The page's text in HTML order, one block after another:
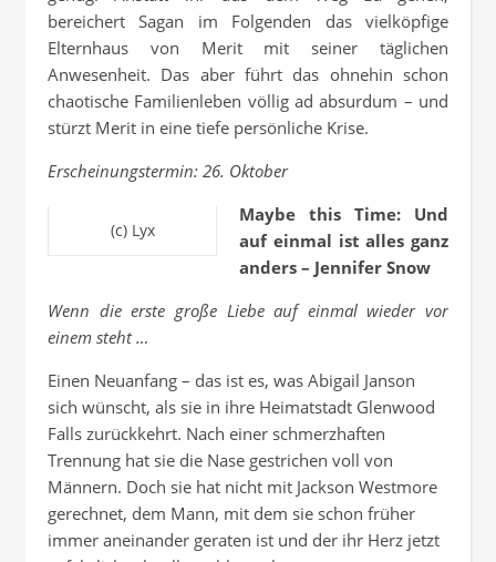
bereichert Sagan im Folgenden das vielköpfige
Elternhaus von Merit mit seiner täglichen
Anwesenheit. Das aber führt das ohnehin schon
chaotische Familienleben völlig ad absurdum – und
stürzt Merit in eine tiefe persönliche Krise.
Erscheinungstermin: 26. Oktober
(c) Lyx
Maybe this Time: Und
auf einmal ist alles ganz
anders – Jennifer Snow
Wenn die erste große Liebe auf einmal wieder vor
einem steht …
Einen Neuanfang – das ist es, was Abigail Janson
sich wünscht, als sie in ihre Heimatstadt Glenwood
Falls zurückkehrt. Nach einer schmerzhaften
Trennung hat sie die Nase gestrichen voll von
Männern. Doch sie hat nicht mit Jackson Westmore
gerechnet, dem Mann, mit dem sie schon früher
immer aneinander geraten ist und der ihr Herz jetzt